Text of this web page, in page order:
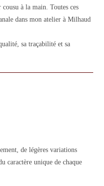
à la main. Toutes ces
dans mon atelier à Milhaud
sa traçabilité et sa
de légères variations
caractère unique de chaque